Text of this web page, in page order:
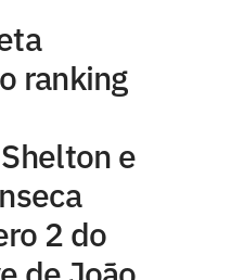
ranking
e
2 do